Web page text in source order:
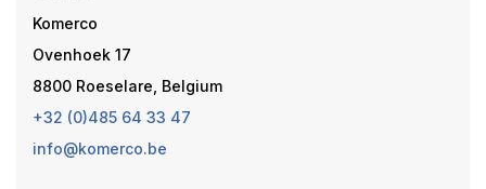
Komerco
Ovenhoek 17
8800 Roeselare, Belgium
+32 (0)485 64 33 47
info@komerco.be